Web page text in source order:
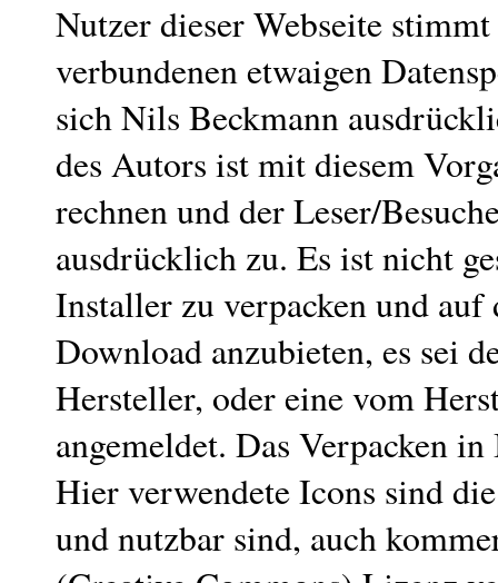
Nutzer dieser Webseite
verbundenen etwaigen
sich Nils Beckmann
des Autors ist mit diesem
rechnen und der Leser/
ausdrücklich zu. Es ist nicht
Installer zu verpacken und auf
Download anzubieten, es sei
Hersteller, oder eine vom
angemeldet. Das Verpacken
Hier verwendete Icons sind
und nutzbar sind, auch